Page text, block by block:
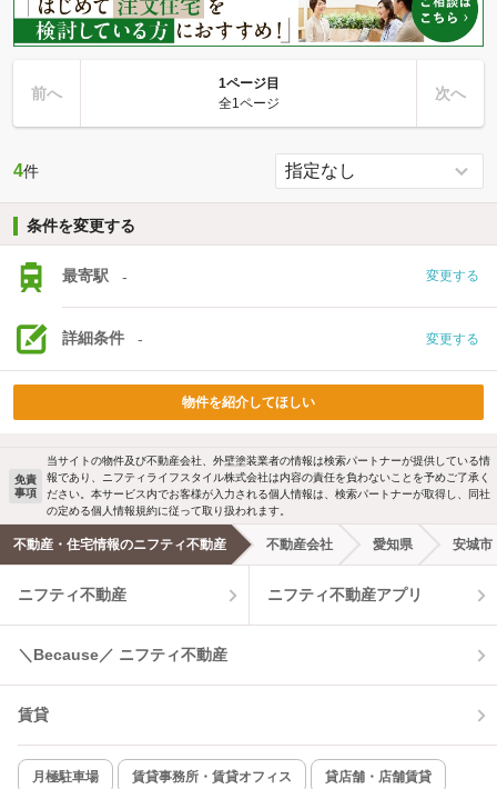
前へ
1ページ目
全1ページ
次へ
4件
条件を変更する
最寄駅 - 変更する
詳細条件 - 変更する
物件を紹介してほしい
免責
事項
当サイトの物件及び不動産会社、外壁塗装業者の情報は検索パートナーが提供している情
報であり、ニフティライフスタイル株式会社は内容の責任を負わないことを予めご了承く
ださい。本サービス内でお客様が入力される個人情報は、検索パートナーが取得し、同社
の定める個人情報規約に従って取り扱われます。
不動産・住宅情報のニフティ不動産 不動産会社 愛知県 安城市
ニフティ不動産 ニフティ不動産アプリ
＼Because／ ニフティ不動産
賃貸
月極駐車場 賃貸事務所・賃貸オフィス 貸店舗・店舗賃貸